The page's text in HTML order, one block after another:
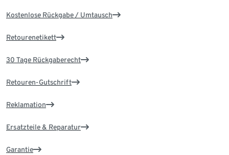
Kostenlose Rückgabe / Umtausch
Retourenetikett
30 Tage Rückgaberecht
Retouren-Gutschrift
Reklamation
Ersatzteile & Reparatur
Garantie